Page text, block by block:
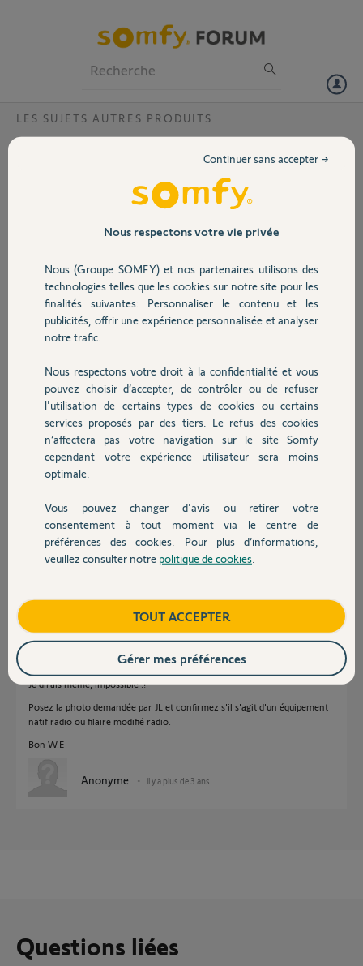
Volet
Sécurité
Domotique
Chauffage
Autres produits
Devis avec un pro
Contact
LES SUJETS AUTRES PRODUITS
Ou pourrai je trouver la notice
télécommande Markilux RS-F1-433 qui est
programmée avec un moteur somfy
Claude N.
il y a plus de 3 ans
Participer au fil de discussion
Réponses
Bonjour
Postez une photo recto/verso de la télécommande. C'est sans doute une
Somfy estampillée Markilux.
Jean-Luc B. il y a plus de 3 ans
Une TC n'est assortie d'aucune notice !
C'est l'équipement à asservir qui doit avoir une notice d'affectation.
Il y a très peu de chance que votre TC soit une Somfy.
Je dirais même, impossible :!
Posez la photo demandée par JL et confirmez s'il s'agit d'un équipement
natif radio ou filaire modifié radio.
Bon W.E
Anonyme il y a plus de 3 ans
Questions liées
Nous respectons votre vie privée
Nous (Groupe SOMFY) et nos partenaires utilisons des
technologies telles que les cookies sur notre site pour les
finalités suivantes: Personnaliser le contenu et les
publicités, offrir une expérience personnalisée et analyser
notre trafic.
Nous respectons votre droit à la confidentialité et vous
pouvez choisir d’accepter, de contrôler ou de refuser
l'utilisation de certains types de cookies ou certains
services proposés par des tiers. Le refus des cookies
n’affectera pas votre navigation sur le site Somfy
cependant votre expérience utilisateur sera moins
optimale.
Vous pouvez changer d'avis ou retirer votre
consentement à tout moment via le centre de
préférences des cookies. Pour plus d’informations,
veuillez consulter notre politique de cookies
Continuer sans accepter →
TOUT ACCEPTER
Gérer mes préférences